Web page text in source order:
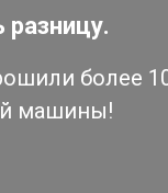
более
машины!